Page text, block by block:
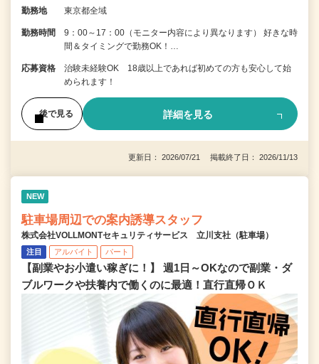
勤務地 東京都全域
勤務時間
9：00～17：00（モニター内容により異なります） 好きな時
間＆タイミングで勤務OK！…
応募資格
治験未経験OK 18歳以上であれば初めての方も安心して始
められます！
後で見る 詳細を見る
更新日： 2026/07/21 掲載終了日： 2026/11/13
NEW
駐車場周辺での案内誘導スタッフ
株式会社VOLLMONTセキュリティサービス 立川支社（駐車場）
注目 アルバイト パート
【副業やお小遣い稼ぎに！】 週1日～OKなので副業・ダ
ブルワークや扶養内で働くのに最適！直行直帰ＯＫ